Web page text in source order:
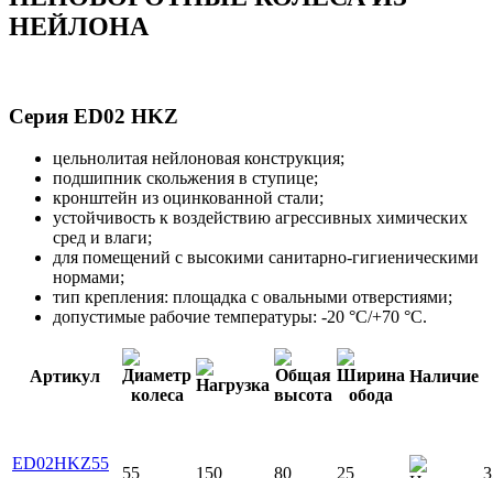
НЕЙЛОНА
Серия ED02 HKZ
цельнолитая нейлоновая конструкция;
подшипник скольжения в ступице;
кронштейн из оцинкованной стали;
устойчивость к воздействию агрессивных химических
сред и влаги;
для помещений с высокими санитарно-гигиеническими
нормами;
тип крепления: площадка с овальными отверстиями;
допустимые рабочие температуры: -20 °С/+70 °С.
Артикул Наличие
ED02HKZ55
55 150 80 25